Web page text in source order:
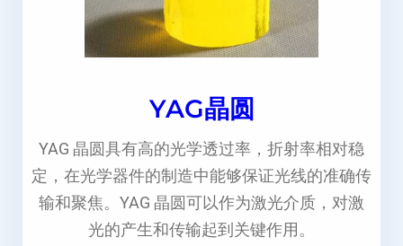
YAG晶圆
YAG 晶圆具有高的光学透过率，折射率相对稳
定，在光学器件的制造中能够保证光线的准确传
输和聚焦。YAG 晶圆可以作为激光介质，对激
光的产生和传输起到关键作用。